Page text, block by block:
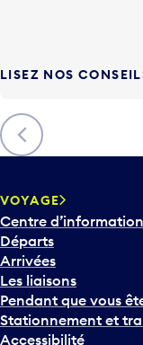
Précédent
LISEZ NOS
VOYAGE
Centre d’information
Départs
Arrivées
Les liaisons
Pendant que vous
Stationnement et
Accessibilité